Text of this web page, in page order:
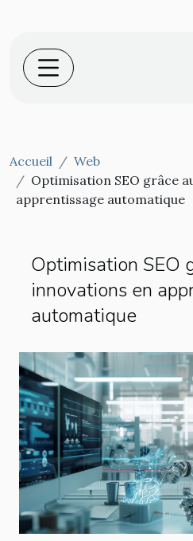
Accueil
Web
Optimisation SEO grâce
apprentissage automatique
Optimisation SEO
innovations en
automatique